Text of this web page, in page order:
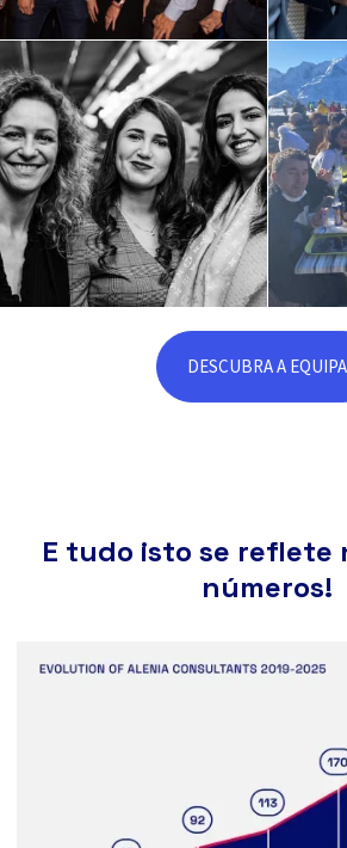
DESCUBRA A EQUIPA
E tudo isto se reflete
números!